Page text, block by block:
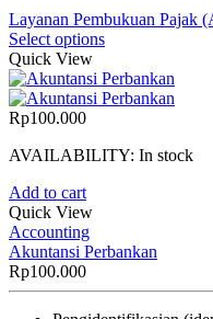
Layanan Pembukuan Pajak
Select options
Quick View
Rp100.000
AVAILABILITY: In stock
Add to cart
Quick View
Accounting
Akuntansi Perbankan
Rp100.000